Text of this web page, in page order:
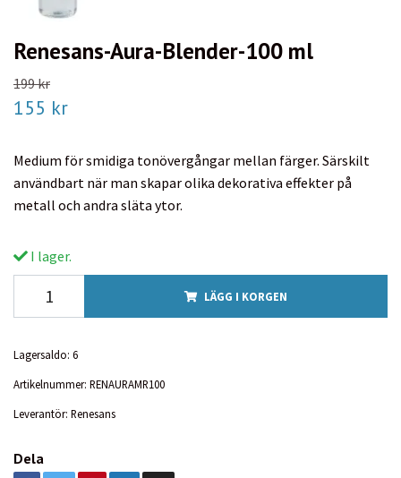
Renesans-Aura-Blender-100 ml
199 kr
155 kr
Medium för smidiga tonövergångar mellan färger. Särskilt
användbart när man skapar olika dekorativa effekter på
metall och andra släta ytor.
I lager.
LÄGG I KORGEN
Lagersaldo: 6
Artikelnummer: RENAURAMR100
Leverantör: Renesans
Dela